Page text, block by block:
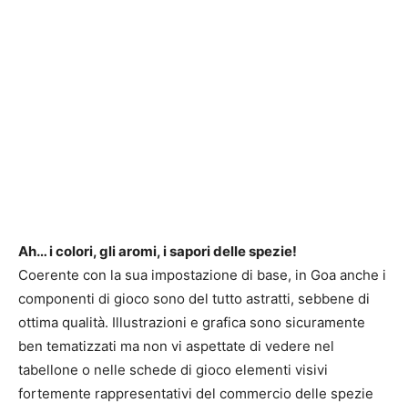
Ah… i colori, gli aromi, i sapori delle spezie!
Coerente con la sua impostazione di base, in Goa anche i
componenti di gioco sono del tutto astratti, sebbene di
ottima qualità. Illustrazioni e grafica sono sicuramente
ben tematizzati ma non vi aspettate di vedere nel
tabellone o nelle schede di gioco elementi visivi
fortemente rappresentativi del commercio delle spezie